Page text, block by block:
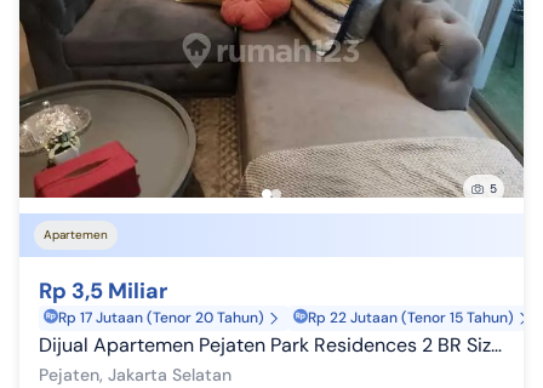
5
Apartemen
Rp 3,5 Miliar
Rp 17 Jutaan (Tenor 20 Tahun) Rp 22 Jutaan (Tenor 15 Tahun)
Dijual Apartemen Pejaten Park Residences 2 BR Size 87 Furnished
Pejaten, Jakarta Selatan